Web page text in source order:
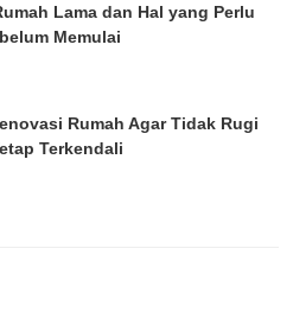
Lama dan Hal yang Perlu
Memulai
Rumah Agar Tidak Rugi
Terkendali